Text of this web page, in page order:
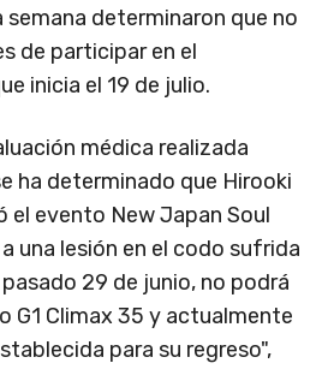
semana determinaron que no
de participar en el
inicia el 19 de julio.
médica realizada
ha determinado que Hirooki
el evento New Japan Soul
una lesión en el codo sufrida
29 de junio, no podrá
G1 Climax 35 y actualmente
para su regreso",